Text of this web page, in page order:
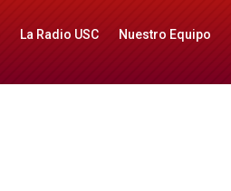
La Radio USC Nuestro Equipo